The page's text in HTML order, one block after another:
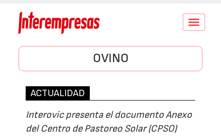
Conmutar
OVINO
ACTUALIDAD
Interovic presenta el documento Anexo
del Centro de Pastoreo Solar (CPSO)